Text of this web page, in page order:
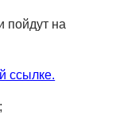
пойдут на
ссылке.